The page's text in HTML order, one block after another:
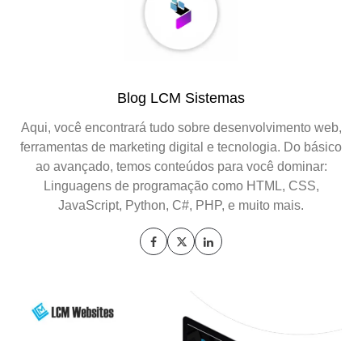
Blog LCM Sistemas
Aqui, você encontrará tudo sobre desenvolvimento web,
ferramentas de marketing digital e tecnologia. Do básico
ao avançado, temos conteúdos para você dominar:
Linguagens de programação como HTML, CSS,
JavaScript, Python, C#, PHP, e muito mais.